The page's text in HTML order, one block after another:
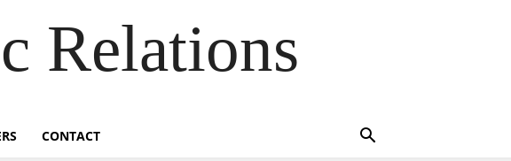
Relations
CONTACT